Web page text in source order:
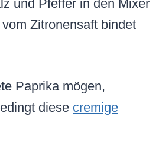
und Pfeffer in den Mixer
Zitronensaft bindet
Paprika mögen,
diese cremige